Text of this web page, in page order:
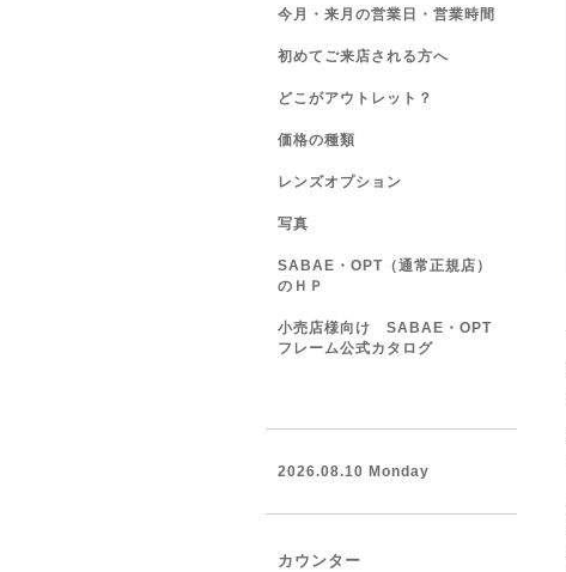
今月・来月の営業日・営業時間
初めてご来店される方へ
どこがアウトレット？
価格の種類
レンズオプション
写真
SABAE・OPT（通常正規店）
のＨＰ
小売店様向け SABAE・OPT
フレーム公式カタログ
2026.08.10 Monday
カウンター